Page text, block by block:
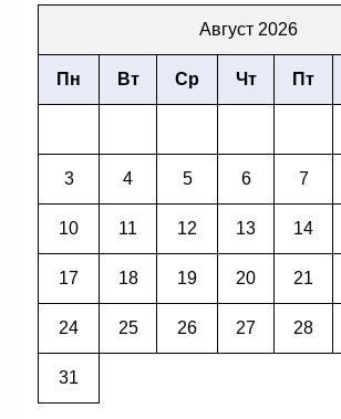
Август 2026
Пн Вт Ср Чт Пт
3 4 5 6 7
10 11 12 13 14
17 18 19 20 21
24 25 26 27 28
31